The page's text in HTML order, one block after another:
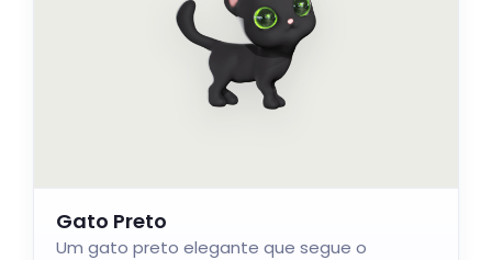
Gato Preto
Um gato preto elegante que segue o